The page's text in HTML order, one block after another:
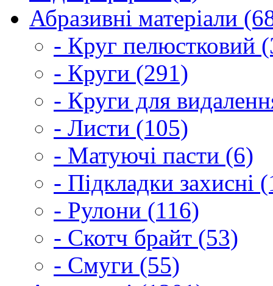
Абразивні матеріали
- Круг пелюстковий
- Круги (291)
- Круги для
- Листи (105)
- Матуючі пасти (6)
- Підкладки захисні
- Рулони (116)
- Скотч брайт (53)
- Смуги (55)